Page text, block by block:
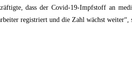
dass der Covid-19-Impfstoff an
registriert und die Zahl wächst weiter“,